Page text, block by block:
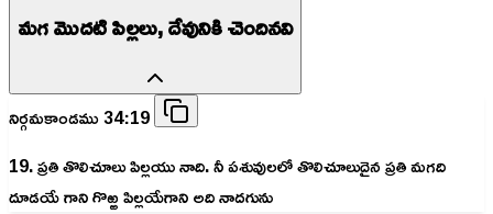
మగ మొదటి పిల్లలు, దేవునికి చెందినవి
నిర్గమకాండము 34:19
19. ప్రతి తొలిచూలు పిల్లయు నాది. నీ పశువులలో తొలిచూలుదైన ప్రతి మగది
దూడయే గాని గొఱ్ఱ పిల్లయేగాని అది నాదగును